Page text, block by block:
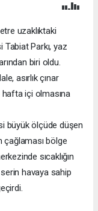
uzaklıktaki
Parkı, yaz
biri oldu.
asırlık çınar
hafta içi olmasına
büyük ölçüde düşen
çağlaması bölge
sıcaklığın
havaya sahip